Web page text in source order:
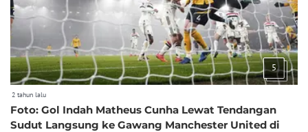
5
2 tahun lalu
Foto: Gol Indah Matheus Cunha Lewat Tendangan
Sudut Langsung ke Gawang Manchester United di